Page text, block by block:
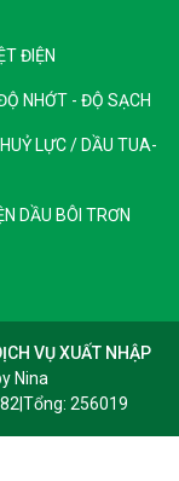
ĐIỆN
NHỚT - ĐỘ SẠCH
LỰC / DẦU TUA-
DẦU BÔI TRƠN
VỤ XUẤT NHẬP
Nina
Tổng: 256019